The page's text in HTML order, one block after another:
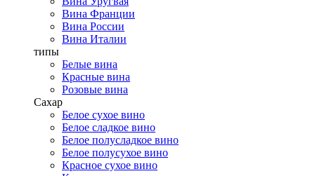
Вина Франции
Вина России
Вина Италии
типы
Белые вина
Красные вина
Розовые вина
Сахар
Белое сухое вино
Белое сладкое вино
Белое полусладкое вино
Белое полусухое вино
Красное сухое вино